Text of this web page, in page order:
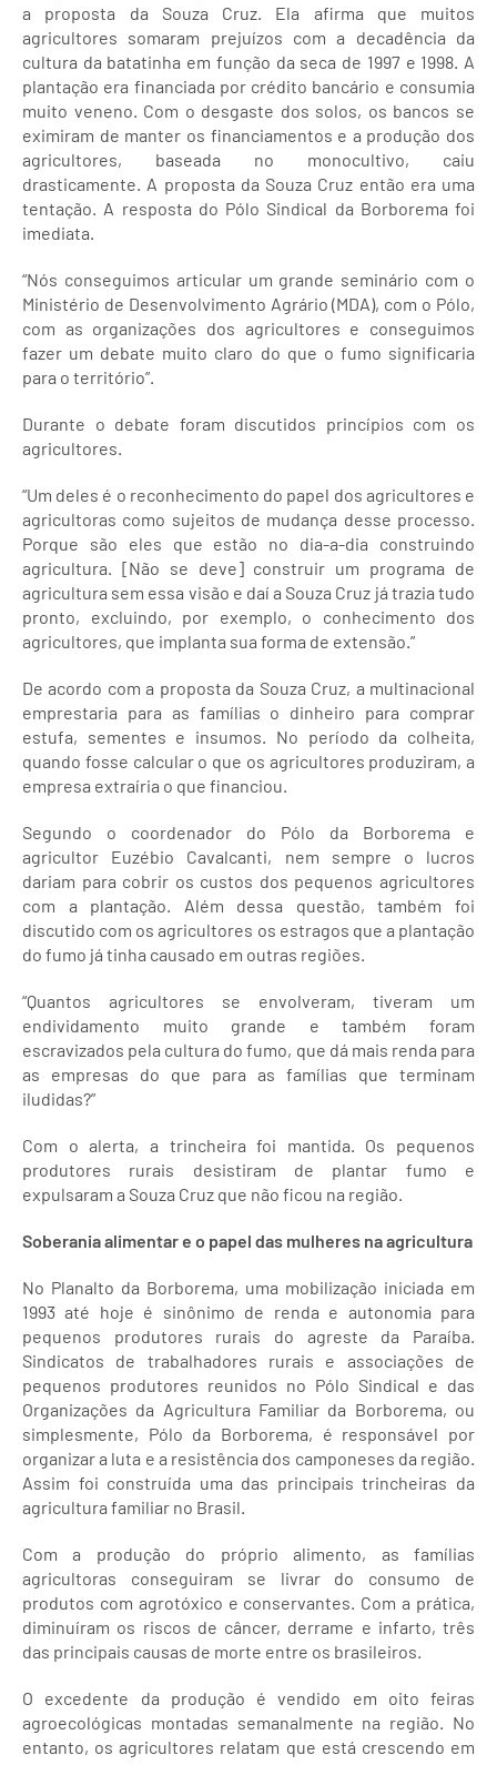
a proposta da Souza Cruz. Ela afirma que muitos
agricultores somaram prejuízos com a decadência da
cultura da batatinha em função da seca de 1997 e 1998. A
plantação era financiada por crédito bancário e consumia
muito veneno. Com o desgaste dos solos, os bancos se
eximiram de manter os financiamentos e a produção dos
agricultores, baseada no monocultivo, caiu
drasticamente. A proposta da Souza Cruz então era uma
tentação. A resposta do Pólo Sindical da Borborema foi
imediata.
“Nós conseguimos articular um grande seminário com o
Ministério de Desenvolvimento Agrário (MDA), com o Pólo,
com as organizações dos agricultores e conseguimos
fazer um debate muito claro do que o fumo significaria
para o território”.
Durante o debate foram discutidos princípios com os
agricultores.
“Um deles é o reconhecimento do papel dos agricultores e
agricultoras como sujeitos de mudança desse processo.
Porque são eles que estão no dia-a-dia construindo
agricultura. [Não se deve] construir um programa de
agricultura sem essa visão e daí a Souza Cruz já trazia tudo
pronto, excluindo, por exemplo, o conhecimento dos
agricultores, que implanta sua forma de extensão.”
De acordo com a proposta da Souza Cruz, a multinacional
emprestaria para as famílias o dinheiro para comprar
estufa, sementes e insumos. No período da colheita,
quando fosse calcular o que os agricultores produziram, a
empresa extraíria o que financiou.
Segundo o coordenador do Pólo da Borborema e
agricultor Euzébio Cavalcanti, nem sempre o lucros
dariam para cobrir os custos dos pequenos agricultores
com a plantação. Além dessa questão, também foi
discutido com os agricultores os estragos que a plantação
do fumo já tinha causado em outras regiões.
“Quantos agricultores se envolveram, tiveram um
endividamento muito grande e também foram
escravizados pela cultura do fumo, que dá mais renda para
as empresas do que para as famílias que terminam
iludidas?”
Com o alerta, a trincheira foi mantida. Os pequenos
produtores rurais desistiram de plantar fumo e
expulsaram a Souza Cruz que não ficou na região.
Soberania alimentar e o papel das mulheres na agricultura
No Planalto da Borborema, uma mobilização iniciada em
1993 até hoje é sinônimo de renda e autonomia para
pequenos produtores rurais do agreste da Paraíba.
Sindicatos de trabalhadores rurais e associações de
pequenos produtores reunidos no Pólo Sindical e das
Organizações da Agricultura Familiar da Borborema, ou
simplesmente, Pólo da Borborema, é responsável por
organizar a luta e a resistência dos camponeses da região.
Assim foi construída uma das principais trincheiras da
agricultura familiar no Brasil.
Com a produção do próprio alimento, as famílias
agricultoras conseguiram se livrar do consumo de
produtos com agrotóxico e conservantes. Com a prática,
diminuíram os riscos de câncer, derrame e infarto, três
das principais causas de morte entre os brasileiros.
O excedente da produção é vendido em oito feiras
agroecológicas montadas semanalmente na região. No
entanto, os agricultores relatam que está crescendo em